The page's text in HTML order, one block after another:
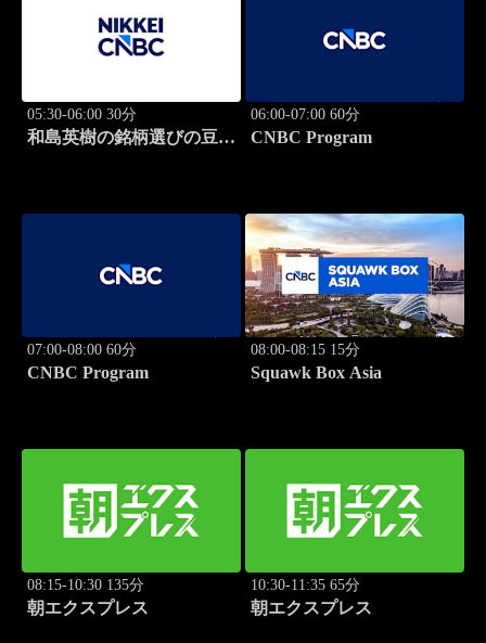
05:30-06:00 30分
和島英樹の銘柄選びの豆知
06:00-07:00 60分
CNBC Program
07:00-08:00 60分
CNBC Program
08:00-08:15 15分
Squawk Box Asia
08:15-10:30 135分
朝エクスプレス
10:30-11:35 65分
朝エクスプレス